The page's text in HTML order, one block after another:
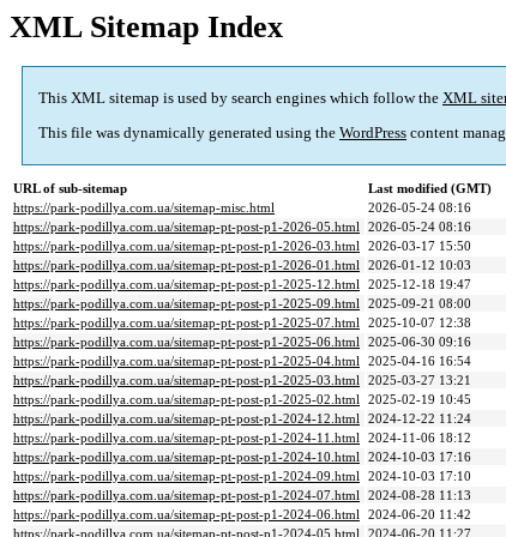
XML Sitemap Index
This XML sitemap is used by search engines which follow the XML
This file was dynamically generated using the WordPress content
URL of sub-sitemap
Last modified (GMT)
https://park-podillya.com.ua/sitemap-misc.html
2026-05-24 08:16
https://park-podillya.com.ua/sitemap-pt-post-p1-2026-05.html 2026-05-24 08:16
https://park-podillya.com.ua/sitemap-pt-post-p1-2026-03.html 2026-03-17 15:50
https://park-podillya.com.ua/sitemap-pt-post-p1-2026-01.html 2026-01-12 10:03
https://park-podillya.com.ua/sitemap-pt-post-p1-2025-12.html 2025-12-18 19:47
https://park-podillya.com.ua/sitemap-pt-post-p1-2025-09.html 2025-09-21 08:00
https://park-podillya.com.ua/sitemap-pt-post-p1-2025-07.html 2025-10-07 12:38
https://park-podillya.com.ua/sitemap-pt-post-p1-2025-06.html 2025-06-30 09:16
https://park-podillya.com.ua/sitemap-pt-post-p1-2025-04.html 2025-04-16 16:54
https://park-podillya.com.ua/sitemap-pt-post-p1-2025-03.html 2025-03-27 13:21
https://park-podillya.com.ua/sitemap-pt-post-p1-2025-02.html 2025-02-19 10:45
https://park-podillya.com.ua/sitemap-pt-post-p1-2024-12.html 2024-12-22 11:24
https://park-podillya.com.ua/sitemap-pt-post-p1-2024-11.html 2024-11-06 18:12
https://park-podillya.com.ua/sitemap-pt-post-p1-2024-10.html 2024-10-03 17:16
https://park-podillya.com.ua/sitemap-pt-post-p1-2024-09.html 2024-10-03 17:10
https://park-podillya.com.ua/sitemap-pt-post-p1-2024-07.html 2024-08-28 11:13
https://park-podillya.com.ua/sitemap-pt-post-p1-2024-06.html 2024-06-20 11:42
https://park-podillya.com.ua/sitemap-pt-post-p1-2024-05.html 2024-06-20 11:27